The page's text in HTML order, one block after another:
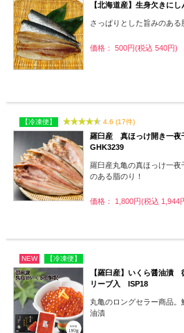
【北海道産】生身欠きに
さっぱりとした旨みのある
価格： 500円(税込 540円)
【冷凍便】 4.6 (17件)
羅臼産 真ほっけ開き一
GHK3239
羅臼産丸亀の真ほっけ一
のある脂のり！
価格： 1,800円(税込 1,944
NEW 【冷凍便】
【羅臼産】いくら醤油
リーブ入 ISP18
丸亀のロングセラー商品
油漬